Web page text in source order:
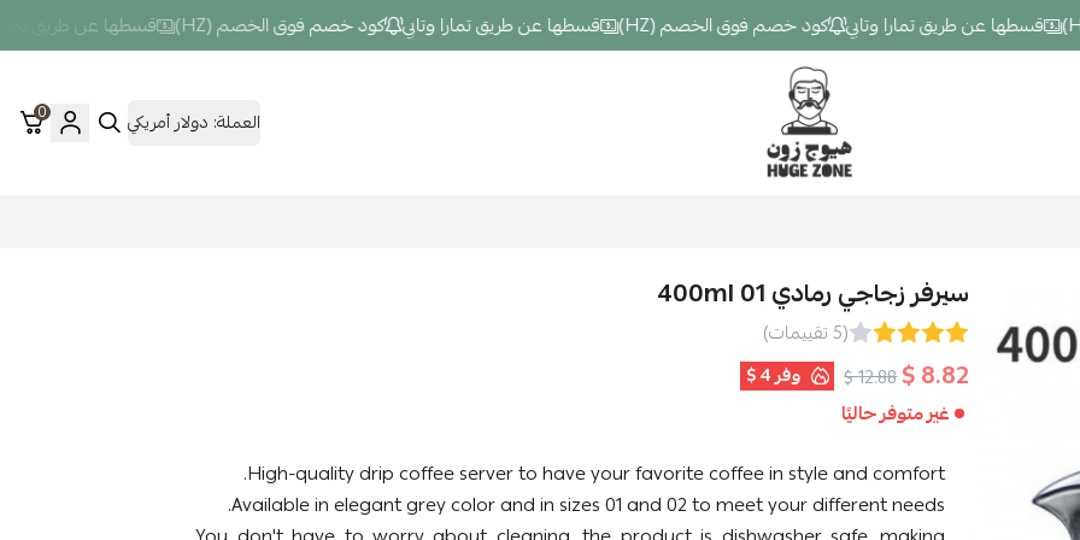
قسطها عن طريق تمارا وتابي كود خصم فوق الخصم (HZ) قسطها عن طريق تمارا وتابي كود خصم فوق الخصم (HZ) قسطها عن طريق تمارا
Hugezone العملة: دولار أمريكي 0
سيرفر زجاجي رمادي 01 400ml
(5 تقييمات)
8.82 $
12.88 $ وفر4 $
غير متوفر حاليًا
High-quality drip coffee server to have your favorite coffee in style and comfort.
Available in elegant grey color and in sizes 01 and 02 to meet your different needs.